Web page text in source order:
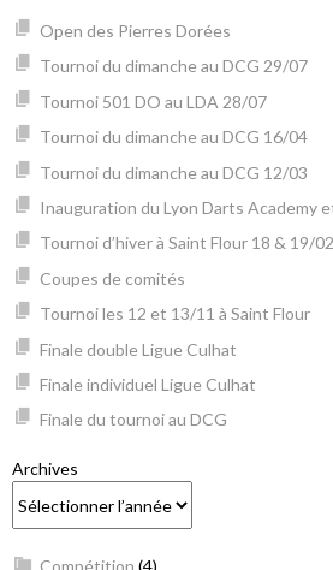
Open des Pierres Dorées
Tournoi du dimanche au DCG 29/07
Tournoi 501 DO au LDA 28/07
Tournoi du dimanche au DCG 16/04
Tournoi du dimanche au DCG 12/03
Inauguration du Lyon Darts Academy
Tournoi d’hiver à Saint Flour 18 & 19/02
Coupes de comités
Tournoi les 12 et 13/11 à Saint Flour
Finale double Ligue Culhat
Finale individuel Ligue Culhat
Finale du tournoi au DCG
Archives